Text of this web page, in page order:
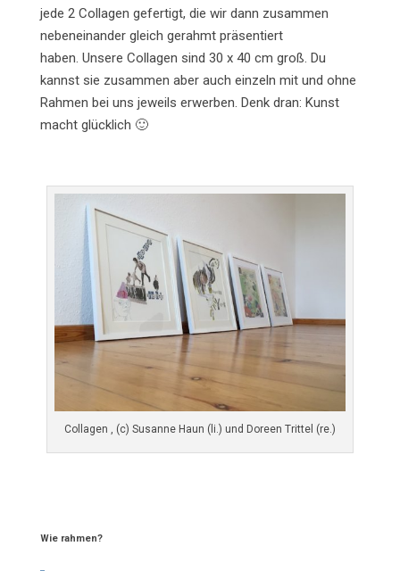
jede 2 Collagen gefertigt, die wir dann zusammen
nebeneinander gleich gerahmt präsentiert
haben. Unsere Collagen sind 30 x 40 cm groß. Du
kannst sie zusammen aber auch einzeln mit und ohne
Rahmen bei uns jeweils erwerben. Denk dran: Kunst
macht glücklich 🙂
Collagen , (c) Susanne Haun (li.) und Doreen Trittel (re.)
Wie rahmen?